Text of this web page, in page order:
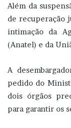
Além da
de recuperação
intimação da
(Anatel) e da
A
pedido do
dois órgãos
para garantir os